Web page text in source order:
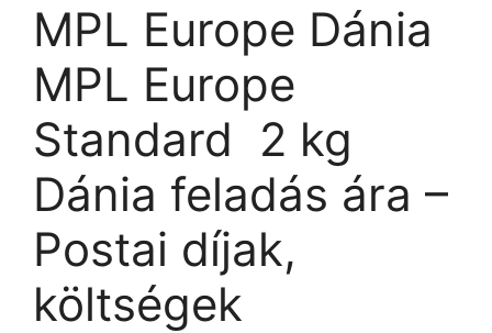
MPL Europe Dánia
MPL Europe
Standard  2 kg 
Dánia feladás ára –
Postai díjak,
költségek